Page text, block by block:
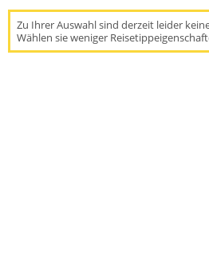
Zu Ihrer Auswahl sind derzeit leider
Wählen sie weniger